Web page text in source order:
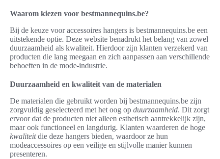
Waarom kiezen voor bestmannequins.be?
Bij de keuze voor accessoires hangers is bestmannequins.be een
uitstekende optie. Deze website benadrukt het belang van zowel
duurzaamheid als kwaliteit. Hierdoor zijn klanten verzekerd van
producten die lang meegaan en zich aanpassen aan verschillende
behoeften in de mode-industrie.
Duurzaamheid en kwaliteit van de materialen
De materialen die gebruikt worden bij bestmannequins.be zijn
zorgvuldig geselecteerd met het oog op duurzaamheid. Dit zorgt
ervoor dat de producten niet alleen esthetisch aantrekkelijk zijn,
maar ook functioneel en langdurig. Klanten waarderen de hoge
kwaliteitdie deze hangers bieden, waardoor ze hun
modeaccessoires op een veilige en stijlvolle manier kunnen
presenteren.